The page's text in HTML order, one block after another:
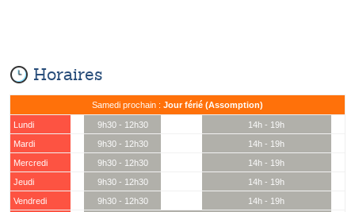
Horaires
Samedi prochain : Jour férié (Assomption)
Lundi 9h30 - 12h30
14h - 19h
Mardi
9h30 - 12h30
14h - 19h
Mercredi
9h30 - 12h30
14h - 19h
Jeudi
9h30 - 12h30
14h - 19h
Vendredi
9h30 - 12h30
14h - 19h